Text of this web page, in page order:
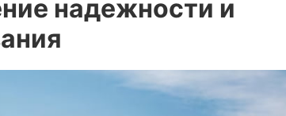
надежности и